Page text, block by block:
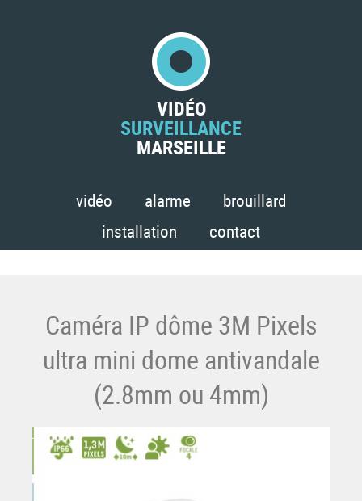
VIDÉO
SURVEILLANCE
MARSEILLE
vidéo alarme
brouillard
installation
contact
Caméra IP dôme 3M Pixels
ultra mini dome antivandale
(2.8mm ou 4mm)